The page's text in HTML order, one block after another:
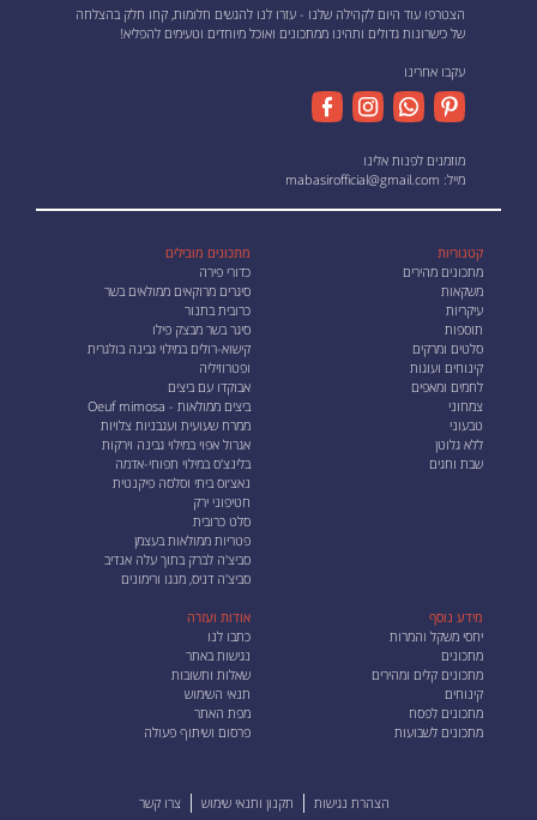
הצטרפו עוד היום לקהילה שלנו - עזרו לנו להגשים חלומות, קחו חלק בהצלחה
של כישרונות גדולים ותהינו ממתכונים ואוכל מיוחדים וטעימים להפליא!
עקבו אחרינו
מוזמנים לפנות אלינו
מייל: mabasirofficial@gmail.com
קטגוריות
מתכונים מהירים
משקאות
עיקריות
תוספות
סלטים ומרקים
קינוחים ועוגות
לחמים ומאפים
צמחוני
טבעוני
ללא גלוטן
שבת וחגים
מתכונים מובילים
כדורי פירה
סיגרים מרוקאים ממולאים בשר
כרובית בתנור
סיגר בשר מבצק פילו
קישוא-רולים במילוי גבינה בולגרית
ופטרוזיליה
אבוקדו עם ביצים
ביצים ממולאות - Oeuf mimosa
ממרח שעועית ועגבניות צלויות
אגרול אפוי במילוי גבינה וירקות
בלינצ'ס במילוי תפוחי-אדמה
נאצ׳וס ביתי וסלסה פיקנטית
חטיפוני ירק
סלט כרובית
פטריות ממולאות בעצמן
סביצ'ה לברק בתוך עלה אנדיב
סביצ'ה דניס, מנגו ורימונים
מידע נוסף
יחסי משקל והמרות
מתכונים
מתכונים קלים ומהירים
קינוחים
מתכונים לפסח
מתכונים לשבועות
אודות ועזרה
כתבו לנו
נגישות באתר
שאלות ותשובות
תנאי השימוש
מפת האתר
פרסום ושיתוף פעולה
הצהרת נגישות תקנון ותנאי שימוש צרו קשר